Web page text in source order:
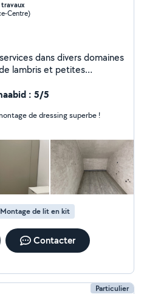
Centre)
lambris et petites
déchargement de
: 5/5
de dressing superbe !
Montage de lit en kit
Contacter
Particulier